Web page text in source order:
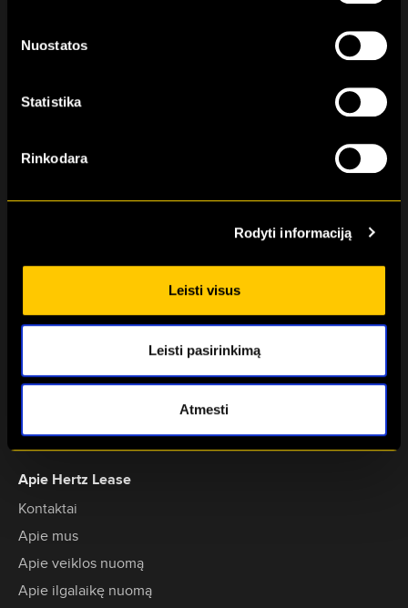
Nuostatos
Statistika
Rinkodara
Rodyti informaciją
Leisti visus
Leisti pasirinkimą
Atmesti
Naujienlaiškio prenumerata
Eitminų g. 3-102, LT-12113
Automobiliai veiklos nuomai
Automobiliai ilgalaikei nuomai
Trumpalaikė nuoma
Apie Hertz Lease
Kontaktai
Apie mus
Apie veiklos nuomą
Apie ilgalaikę nuomą